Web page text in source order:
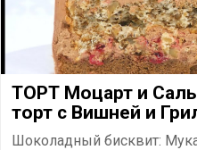
ТОРТ Моцарт и
торт с Вишней и
Шоколадный бисквит: Мука